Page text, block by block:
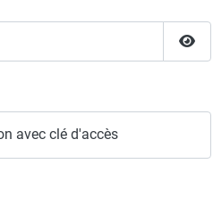
avec clé d'accès